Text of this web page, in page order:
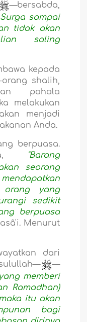
—bersabda,
sampai
tidak akan
saling
kepada
shalih,
pahala
melakukan
menjadi
Anda.
berpuasa.
"Barang
seorang
yang
sedikit
berpuasa
Menurut
dari
—
memberi
Ramadhan)
itu akan
bagi